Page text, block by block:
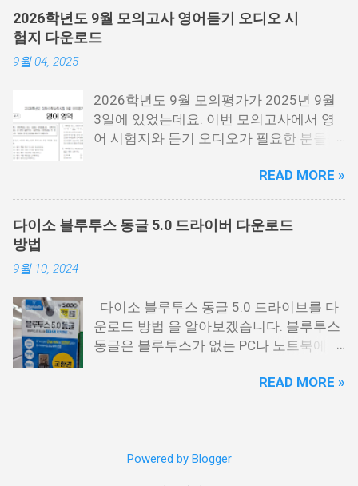
지 필요한 분들은 아래 PDF파일을 다운로
드 받을 수 있습니다. 홀수랑 짝수가 나누
어져 있기 때문에 필요한 각각 필요한 분들
수] 수능 영어 짝수.pdf 수능 영어듣기 음성
수능 영어 정답지 수능 영어 정답지 수능
영어듣기 대본.pdf 영어듣기 대본.pdf 영어
시면 점3개를 눌르면 다운로드를 받을 수
있는 버튼이 나옵니다. 이걸 눌르시면 됩니
다. 수능 영어듣기.MP3 📌 2026학년도 수
능시험 원점수 등급컷 정리
2026학년도 9월 모의고사 영어듣기 오디오 시
험지 다운로드
9월 04, 2025
2026학년도 9월 모의평가가 2025년 9월
3일에 있었는데요. 이번 모의고사에서 영
어 시험지와 듣기 오디오가 필요한 분들을
분들 모두 응원합니다. 이번 시험은 수능시
험전에 마지막 모의고사 시험으로 수능을
보는 분들에게 아주 중요한 시험입니다. 저
같은 경우에도 9월 시험은 수능때까지 여
답지 영어 정답지 9월 모의고사 영어 해설
지 9월 모의고사 해설지.pdf 9월 모의고사
영어음성.mp3 영어듣기.mp3 9월 모의고
https://cdn.kice.re.kr/sumo2609/index.ht
READ MORE »
다이소 블루투스 동글 5.0 드라이버 다운로드
방법
9월 10, 2024
다이소 블루투스 동글 5.0 드라이브를 다
운로드 방법 을 알아보겠습니다. 블루투스
동글은 블루투스가 없는 PC나 노트북에 연
USB 동글을 말하는데요. 저도 PC에 블루투
매할 수 있었습니다. 교환권을 가지고 계산
READ MORE »
Powered by Blogger